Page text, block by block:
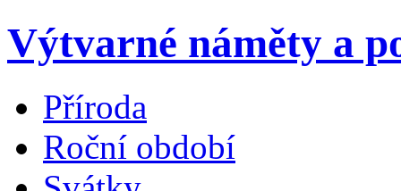
Výtvarné náměty a
Příroda
Roční období